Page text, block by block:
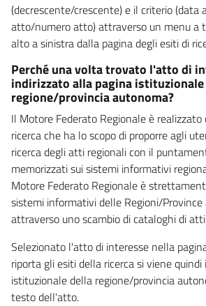
(decrescente/crescente) e il criterio
atto/numero atto) attraverso un menu a
alto a sinistra dalla pagina degli esiti di
Perché una volta trovato l'atto di
indirizzato alla pagina
regione/provincia autonoma?
Il Motore Federato Regionale è
ricerca che ha lo scopo di proporre agli
ricerca degli atti regionali con il
memorizzati sui sistemi informativi
Motore Federato Regionale è
sistemi informativi delle Regioni/
attraverso uno scambio di cataloghi di
Selezionato l'atto di interesse nella
riporta gli esiti della ricerca si viene
istituzionale della regione/provincia
testo dell'atto.